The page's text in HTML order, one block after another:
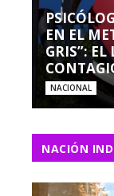
EN EL
GRIS”: EL
NACIONAL
NACIÓN